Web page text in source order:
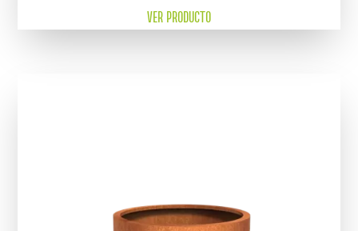
VER PRODUCTO